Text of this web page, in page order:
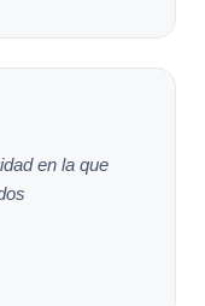
en la que